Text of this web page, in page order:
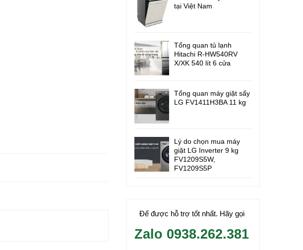
tại Việt Nam
Tổng quan tủ lạnh
Hitachi R-HW540RV
X/XK 540 lít 6 cửa
Tổng quan máy giặt sấy
LG FV1411H3BA 11 kg
Lý do chọn mua máy
giặt LG Inverter 9 kg
FV1209S5W,
FV1209S5P
Để được hỗ trợ tốt nhất. Hãy gọi
Zalo 0938.262.381